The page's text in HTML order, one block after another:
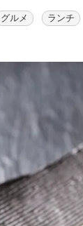
グルメ ランチ